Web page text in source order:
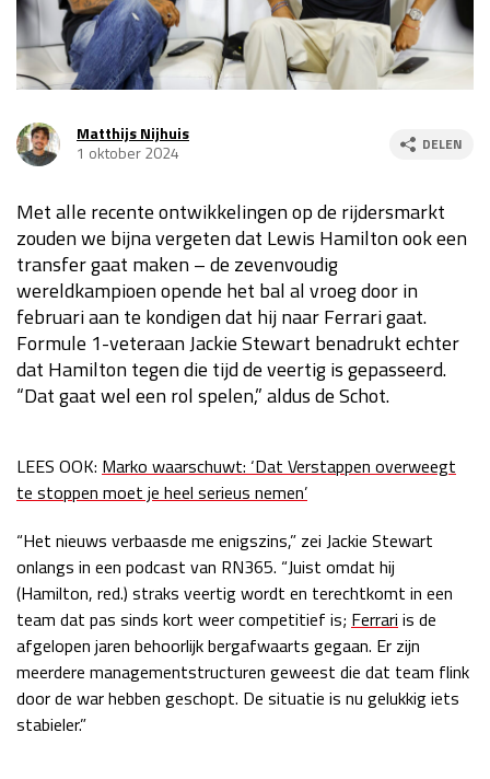
Race
za 13:00 - 15:00
Kwalificatie
za 23:00 - 00:00
Race
zo 21:00 - 23:00
GP MEXICO 2026 30 okt - 01 nov
Kwalificatie
Kwalificatie
za 19:00 - 20:00
Race
zo 18:00 - 20:00
LAS VEGAS GRAND PRIX 2026
Kwalificatie
za 05:00 - 06:00
Race
zo 05:00 - 07:00
GP QATAR 2026
GP ABU DHABI 2026 04 - 06 dec
Kwalificatie
za 15:00 - 16:00
Race
zo 14:00 - 16:00
Matthijs Nijhuis
1 oktober 2024
DELEN
Met alle recente ontwikkelingen op de rijdersmarkt
zouden we bijna vergeten dat Lewis Hamilton ook een
transfer gaat maken – de zevenvoudig
wereldkampioen opende het bal al vroeg door in
februari aan te kondigen dat hij naar Ferrari gaat.
Formule 1-veteraan Jackie Stewart benadrukt echter
dat Hamilton tegen die tijd de veertig is gepasseerd.
“Dat gaat wel een rol spelen,” aldus de Schot.
LEES OOK: Marko waarschuwt: ‘Dat Verstappen overweegt
te stoppen moet je heel serieus nemen’
“Het nieuws verbaasde me enigszins,” zei Jackie Stewart
onlangs in een podcast van RN365. “Juist omdat hij
(Hamilton, red.) straks veertig wordt en terechtkomt in een
team dat pas sinds kort weer competitief is; Ferrari is de
afgelopen jaren behoorlijk bergafwaarts gegaan. Er zijn
meerdere managementstructuren geweest die dat team flink
door de war hebben geschopt. De situatie is nu gelukkig iets
stabieler.”